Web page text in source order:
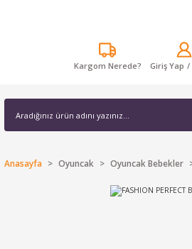
Kargom Nerede? Giriş Yap /
Anasayfa Oyuncak Oyuncak Bebekler